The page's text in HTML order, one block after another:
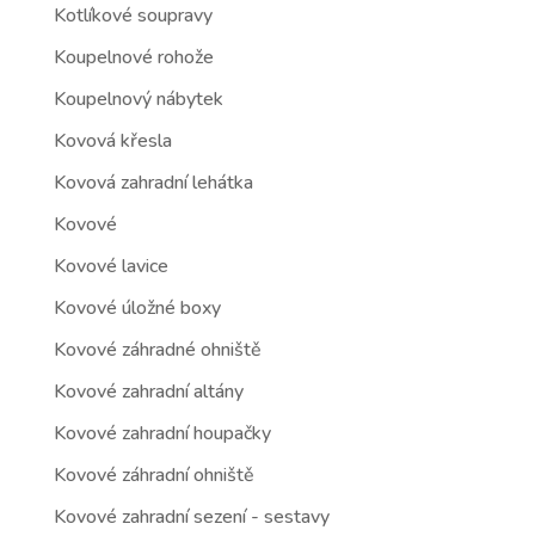
Kotlíkové soupravy
Koupelnové rohože
Koupelnový nábytek
Kovová křesla
Kovová zahradní lehátka
Kovové
Kovové lavice
Kovové úložné boxy
Kovové záhradné ohniště
Kovové zahradní altány
Kovové zahradní houpačky
Kovové záhradní ohniště
Kovové zahradní sezení - sestavy